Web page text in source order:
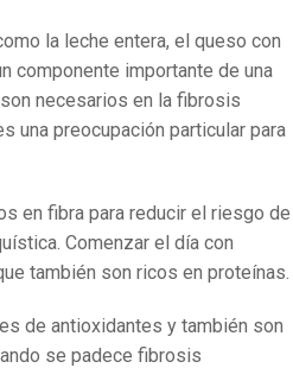
la leche entera, el queso con
componente importante de una
necesarios en la fibrosis
una preocupación particular para
en fibra para reducir el riesgo de
Comenzar el día con
también son ricos en proteínas.
de antioxidantes y también son
se padece fibrosis